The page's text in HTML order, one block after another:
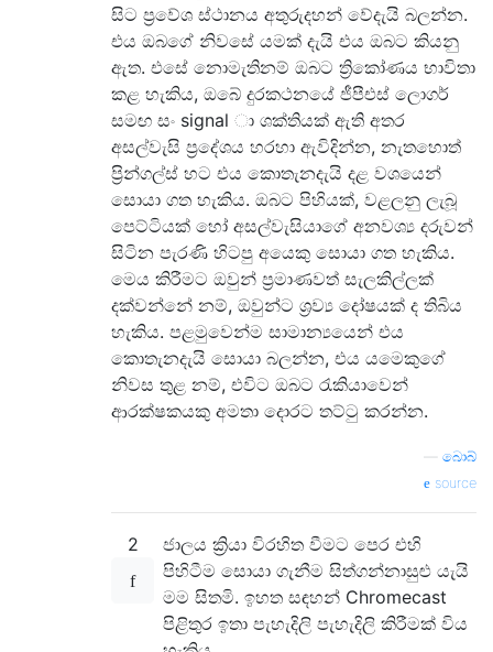
සිට ප්‍රවේශ ස්ථානය අතුරුදහන් වේදැයි බලන්න.
එය ඔබගේ නිවසේ යමක් දැයි එය ඔබට කියනු
ඇත. එසේ නොමැතිනම් ඔබට ත්‍රිකෝණය භාවිතා
කළ හැකිය, ඔබේ දුරකථනයේ ජීපීඑස් ලොගර්
සමඟ සං signal ා ශක්තියක් ඇති අතර
අසල්වැසි ප්‍රදේශය හරහා ඇවිදින්න, නැතහොත්
ප්‍රින්ගල්ස් හට එය කොතැනදැයි දළ වශයෙන්
සොයා ගත හැකිය. ඔබට පිහියක්, වළලනු ලැබූ
පෙට්ටියක් හෝ අසල්වැසියාගේ අනවශ්‍ය දරුවන්
සිටින පැරණි හිටපු අයෙකු සොයා ගත හැකිය.
මෙය කිරීමට ඔවුන් ප්‍රමාණවත් සැලකිල්ලක්
දක්වන්නේ නම්, ඔවුන්ට ශ්‍රව්‍ය දෝෂයක් ද තිබිය
හැකිය. පළමුවෙන්ම සාමාන්‍යයෙන් එය
කොතැනදැයි සොයා බලන්න, එය යමෙකුගේ
නිවස තුළ නම්, එවිට ඔබට රැකියාවෙන්
ආරක්ෂකයකු අමතා දොරට තට්ටු කරන්න.
බොබ්
source
2
ජාලය ක්‍රියා විරහිත වීමට පෙර එහි
පිහිටීම සොයා ගැනීම සිත්ගන්නාසුළු යැයි
මම සිතමි. ඉහත සඳහන් Chromecast
පිළිතුර ඉතා පැහැදිලි පැහැදිලි කිරීමක් විය